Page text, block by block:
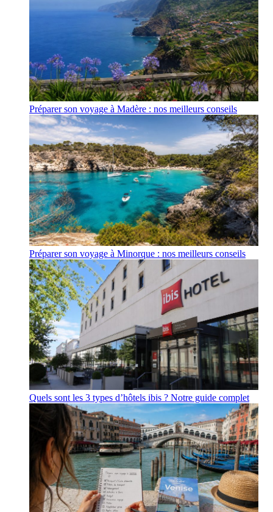
Préparer son voyage à Madère : nos meilleurs conseils
Préparer son voyage à Minorque : nos meilleurs conseils
Quels sont les 3 types d’hôtels ibis ? Notre guide complet